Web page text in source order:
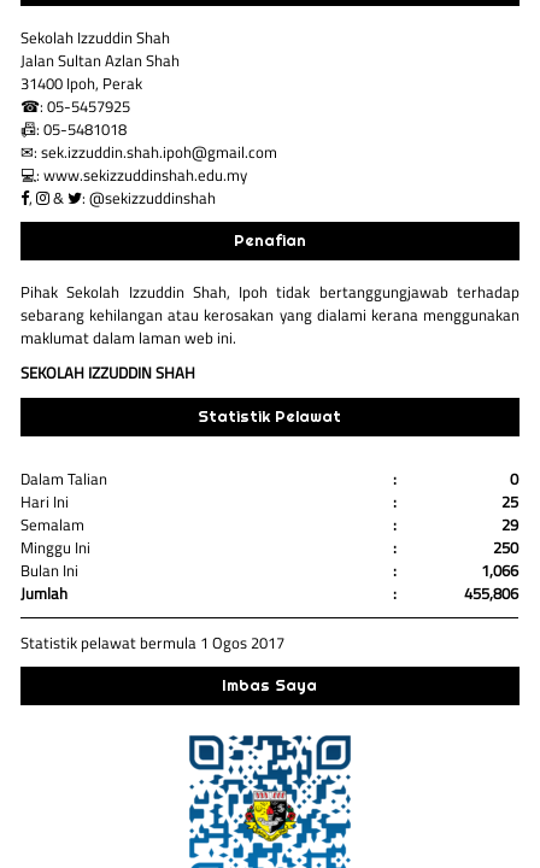
Sekolah Izzuddin Shah
Jalan Sultan Azlan Shah
31400 Ipoh, Perak
☎: 05-5457925
📠: 05-5481018
✉: sek.izzuddin.shah.ipoh@gmail.com
💻: www.sekizzuddinshah.edu.my
,
& : @sekizzuddinshah
Penafian
Pihak Sekolah Izzuddin Shah, Ipoh tidak bertanggungjawab terhadap
sebarang kehilangan atau kerosakan yang dialami kerana menggunakan
maklumat dalam laman web ini.
SEKOLAH IZZUDDIN SHAH
Statistik Pelawat
Dalam Talian
Hari Ini
Semalam
Minggu Ini
Bulan Ini
Jumlah
:
:
:
:
:
:
0
25
29
250
1,066
455,806
Statistik pelawat bermula 1 Ogos 2017
Imbas Saya